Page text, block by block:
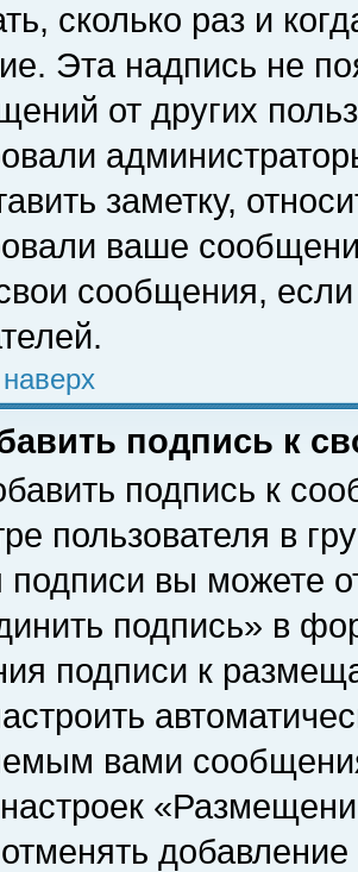
сколько раз и
Эта надпись не
от других
заметку,
ваше
сообщения,
подпись к
подпись к
пользователя в
подписи вы можете
подпись» в
подписи к
вами
настроек